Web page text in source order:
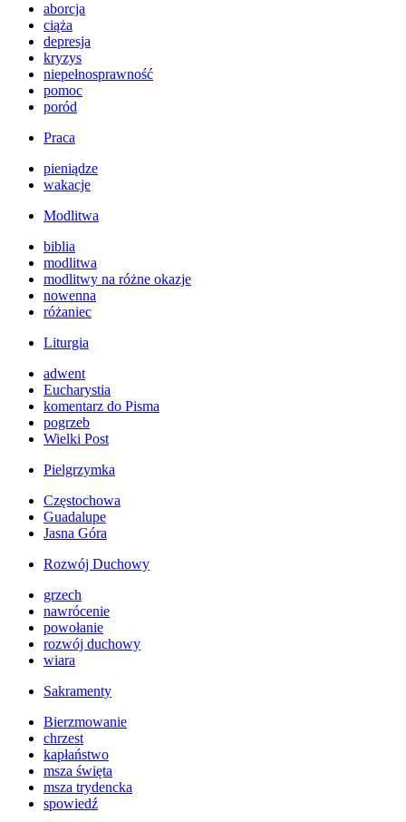
aborcja
ciąża
depresja
kryzys
niepełnosprawność
pomoc
poród
Praca
pieniądze
wakacje
Modlitwa
biblia
modlitwa
modlitwy na różne okazje
nowenna
różaniec
Liturgia
adwent
Eucharystia
komentarz do Pisma
pogrzeb
Wielki Post
Pielgrzymka
Częstochowa
Guadalupe
Jasna Góra
Rozwój Duchowy
grzech
nawrócenie
powołanie
rozwój duchowy
wiara
Sakramenty
Bierzmowanie
chrzest
kapłaństwo
msza święta
msza trydencka
spowiedź